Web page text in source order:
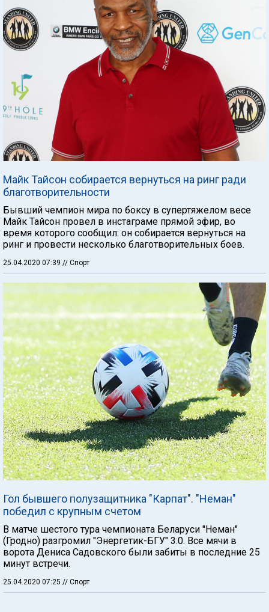
Майк Тайсон собирается вернуться на ринг ради
благотворительности
Бывший чемпион мира по боксу в супертяжелом весе
Майк Тайсон провел в инстаграме прямой эфир, во
время которого сообщил: он собирается вернуться на
ринг и провести несколько благотворительных боев.
25.04.2020 07:39 // Спорт
Гол бывшего полузащитника "Карпат". "Неман"
победил с крупным счетом
В матче шестого тура чемпионата Беларуси "Неман"
(Гродно) разгромил "Энергетик-БГУ" 3:0. Все мячи в
ворота Дениса Садовского были забиты в последние 25
минут встречи.
25.04.2020 07:25 // Спорт